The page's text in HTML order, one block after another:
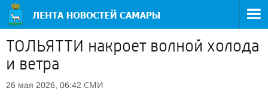
ТОЛЬЯТТИ накроет волной холода
и ветра
26 мая 2026, 06:42 СМИ